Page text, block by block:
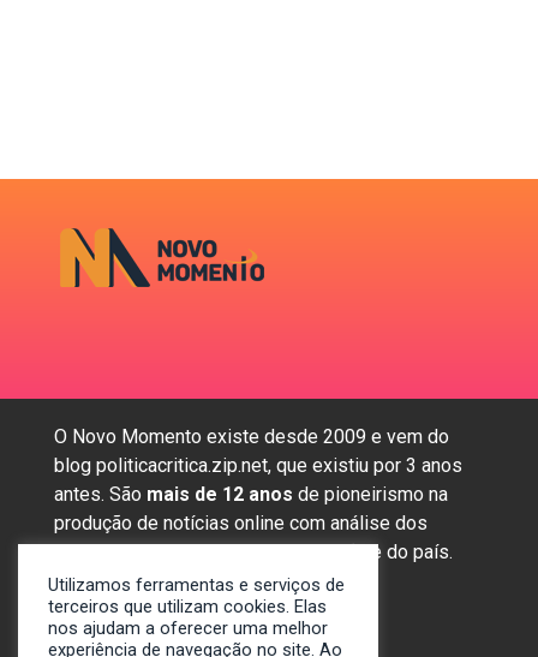
O Novo Momento existe desde 2009 e vem do
blog politicacritica.zip.net, que existiu por 3 anos
antes. São mais de 12 anos de pioneirismo na
produção de notícias online com análise dos
assuntos mais importantes da região e do país.
Sobre nós
Utilizamos ferramentas e serviços de
terceiros que utilizam cookies. Elas
nos ajudam a oferecer uma melhor
experiência de navegação no site. Ao